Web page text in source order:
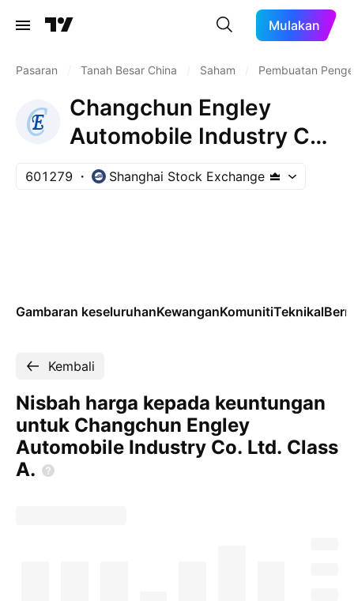
Mulakan
Pasaran Tanah Besar China Saham Pembuatan
Changchun Engley
Automobile Industry Co.
Ltd. Class A
601279 Shanghai Stock Exchange
Gambaran keseluruhanKewanganKomunitiTeknikal
Kembali
Nisbah harga kepada keuntungan
untuk Changchun Engley
Automobile Industry Co. Ltd. Class
A.